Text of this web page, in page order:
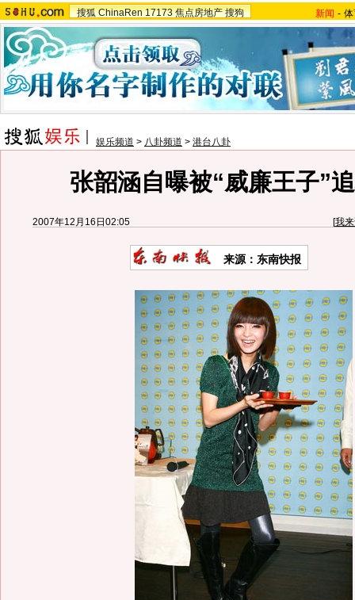
搜狐 ChinaRen 17173 焦点房地产 搜狗 新闻 -
娱乐频道 > 八卦频道 > 港台八卦
张韶涵自曝被“威廉王子”
2007年12月16日02:05 [我
来源：东南快报